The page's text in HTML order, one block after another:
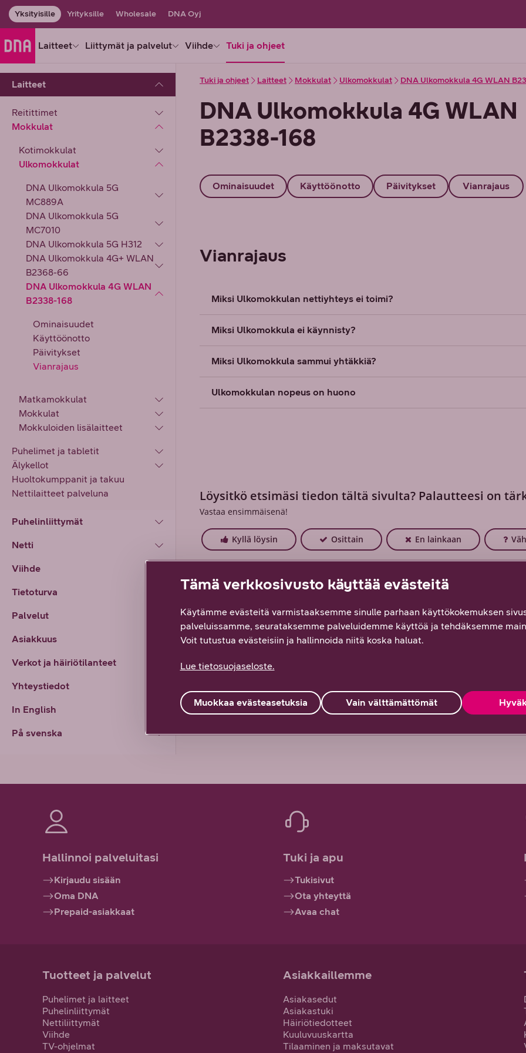
Yksityisille Yrityksille Wholesale DNA Oyj
Laitteet Liittymät ja palvelut Viihde Tuki ja ohjeet
Laitteet
Reitittimet
Mokkulat
Kotimokkulat
Ulkomokkulat
DNA Ulkomokkula 5G
MC889A
DNA Ulkomokkula 5G
MC7010
DNA Ulkomokkula 5G H312
DNA Ulkomokkula 4G+ WLAN
B2368-66
DNA Ulkomokkula 4G WLAN
B2338-168
Ominaisuudet
Käyttöönotto
Päivitykset
Vianrajaus
Matkamokkulat
Mokkulat
Mokkuloiden lisälaitteet
Puhelimet ja tabletit
Älykellot
Huoltokumppanit ja takuu
Nettilaitteet palveluna
Puhelinliittymät
Netti
Viihde
Tietoturva
Palvelut
Asiakkuus
Verkot ja häiriötilanteet
Yhteystiedot
In English
På svenska
Tuki ja ohjeet Laitteet Mokkulat Ulkomokkulat DNA Ulkomokkula 4G WLAN
DNA Ulkomokkula 4G WLAN
B2338-168
Ominaisuudet Käyttöönotto Päivitykset Vianrajaus
Vianrajaus
Miksi Ulkomokkulan nettiyhteys ei toimi?
Miksi Ulkomokkula ei käynnisty?
Miksi Ulkomokkula sammui yhtäkkiä?
Ulkomokkulan nopeus on huono
Löysitkö etsimäsi tiedon tältä sivulta? Palautteesi on
Vastaa ensimmäisenä!
Kyllä löysin Osittain En lainkaan
Hallinnoi palveluitasi
Kirjaudu sisään
Oma DNA
Prepaid-asiakkaat
Tuki ja apu
Tukisivut
Ota yhteyttä
Avaa chat
Tuotteet ja palvelut
Puhelimet ja laitteet
Puhelinliittymät
Nettiliittymät
Viihde
TV-ohjelmat
Asiakkaillemme
Asiakasedut
Asiakastuki
Häiriötiedotteet
Kuuluvuuskartta
Tilaaminen ja maksutavat
Tämä verkkosivusto käyttää evästeitä
Käytämme evästeitä varmistaaksemme sinulle parhaan käyttökokemuksen
palveluissamme, seurataksemme palveluidemme käyttöä ja tehdäksemme
Voit tutustua evästeisiin ja hallinnoida niitä koska haluat.
Lue tietosuojaseloste.
Vain välttämättömät
Muokkaa evästeasetuksia